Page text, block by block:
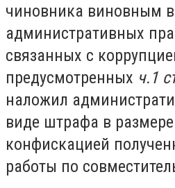
чиновника виновным
административных
связанных с
предусмотренных ч.1
наложил
виде штрафа в
конфискацией
работы по